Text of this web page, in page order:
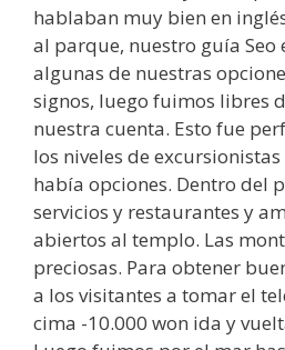
hablaban muy bien en
al parque, nuestro guía Seo
algunas de nuestras
signos, luego fuimos libres
nuestra cuenta. Esto fue
los niveles de
había opciones. Dentro del
servicios y restaurantes y
abiertos al templo. Las
preciosas. Para obtener
a los visitantes a tomar el
cima -10.000 won ida y